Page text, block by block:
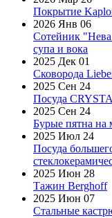
Покрытие
2026 Янв 06
Сотейник
супа и вока
2025 Дек 01
Сковорода
2025 Сен 24
Посуда
2025 Сен 24
Бурые пятна на
2025 Июл 24
Посуда
2025 Июн 28
Тажин Berghoff
2025 Июн 07
Стальные